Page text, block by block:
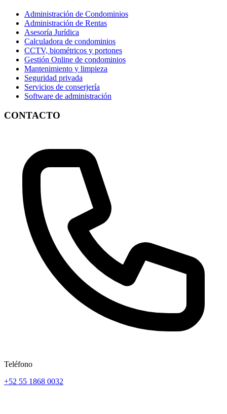
Administración de Condominios
Administración de Rentas
Asesoría Jurídica
Calculadora de condominios
CCTV, biométricos y portones
Gestión Online de condominios
Mantenimiento y limpieza
Seguridad privada
Servicios de conserjería
Software de administración
CONTACTO
Teléfono
+52 55 1868 0032